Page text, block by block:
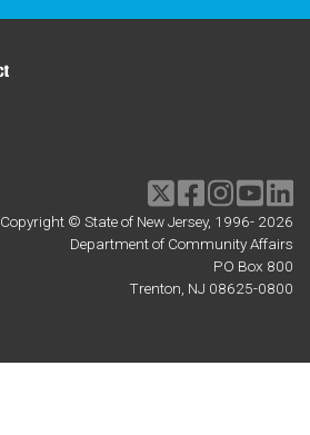
TwitterFacebookInstagram
Copyright © State of New Jersey, 1996- 2026
Department of Community Affairs
PO Box 800
Trenton, NJ 08625-0800